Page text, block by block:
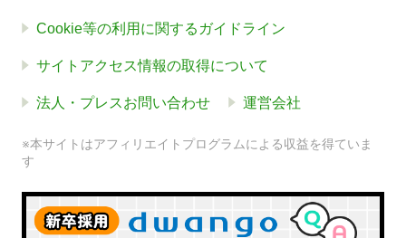
Cookie等の利用に関するガイドライン
サイトアクセス情報の取得について
法人・プレスお問い合わせ 運営会社
※本サイトはアフィリエイトプログラムによる収益を得ていま
す